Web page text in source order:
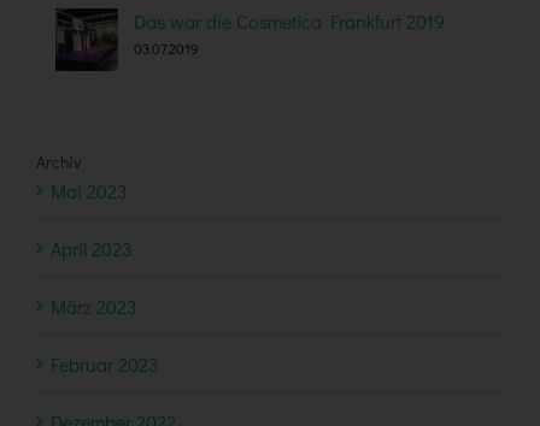
Das war die Cosmetica Frankfurt 2019
03.07.2019
Archiv
Mai 2023
April 2023
März 2023
Februar 2023